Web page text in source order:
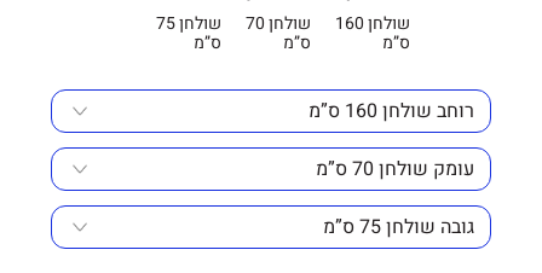
שולחן 160
ס”מ
שולחן 70
ס”מ
שולחן 75
ס”מ